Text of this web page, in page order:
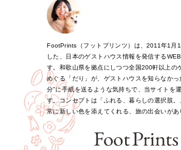
FootPrints（フットプリンツ）は、2011年1月1
した、日本のゲストハウス情報を発信する
す。和歌山県を拠点にしつつ全国200軒以上の
めぐる「だり」が、ゲストハウスを知らなかっ
分”に手紙を送るような気持ちで、当サイトを
す。コンセプトは「ふれる、暮らしの選択肢。
常に新しい色を添えてくれる、旅の出会いがあ